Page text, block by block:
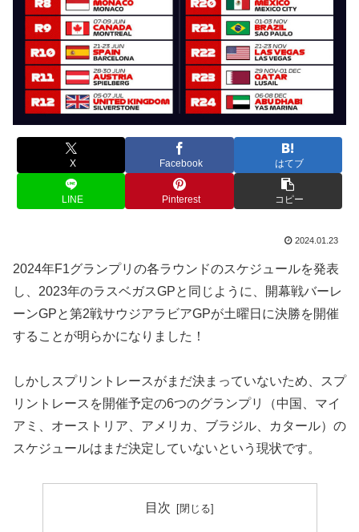
X Facebook はてブ
LINE Pinterest コピー
2024.01.23
2024年F1グランプリの各ラウンドのスケジュールを発表
し、2023年のラスベガスGPと同じように、開幕戦バーレ
ーンGPと第2戦サウジアラビアGPが土曜日に決勝を開催
することが明らかになりました！
しかしスプリントレースがまだ決まっていないため、スプ
リントレースを開催予定の6つのグランプリ（中国、マイ
アミ、オーストリア、アメリカ、ブラジル、カタール）の
スケジュールはまだ決定していないという現状です。
目次